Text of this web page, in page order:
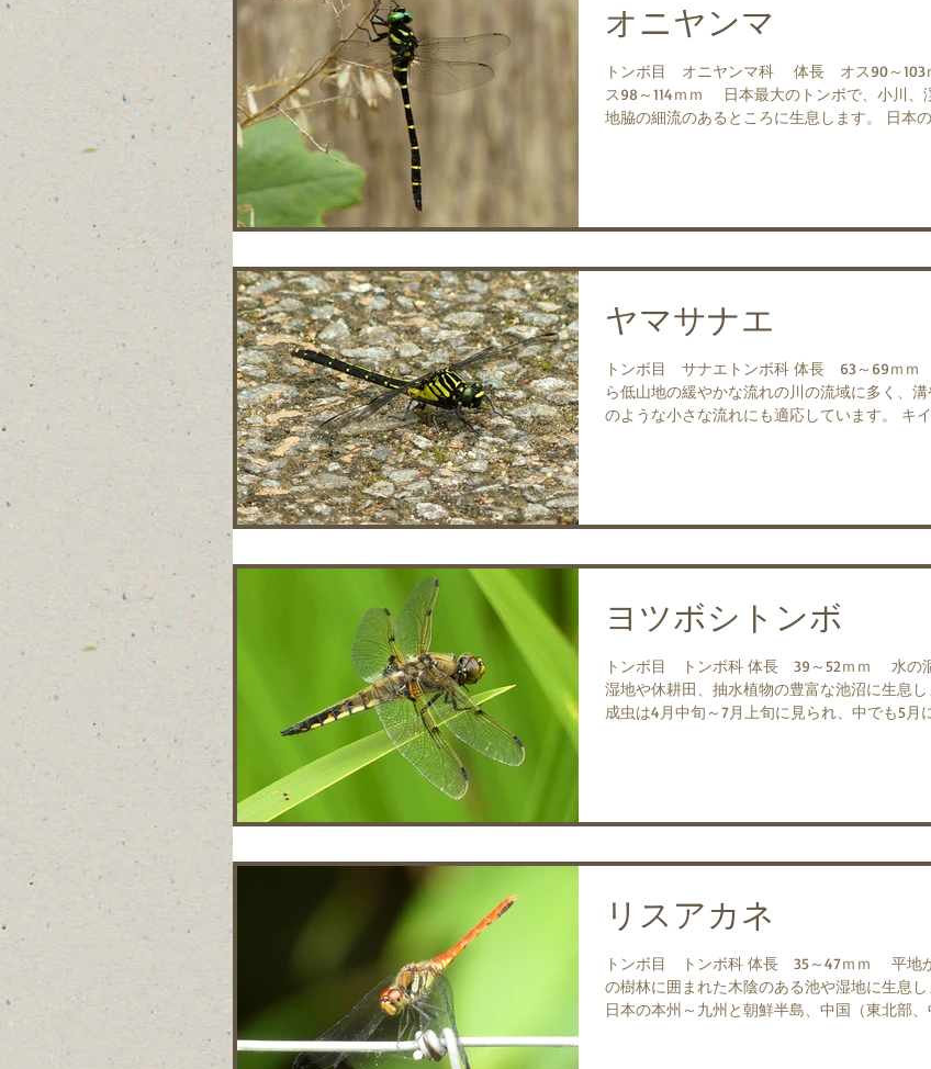
オニヤンマ
トンボ目 オニヤンマ科 体長 オス90～103ｍｍ メ
ス98～114ｍｍ 日本最大のトンボで、小川、渓流、湿
地脇の細流のあるところに生息します。 日本の北海道
～沖縄と、朝鮮半島、中国、サハリン、シベ
ヤマサナエ
トンボ目 サナエトンボ科 体長 63～69ｍｍ
ら低山地の緩やかな流れの川の流域に多く、溝
のような小さな流れにも適応しています。 キイ
エと大変よく似ていますが、オスは尾部の上下
の先端の位置がほぼ同じになっていることで
ヨツボシトンボ
トンボ目 トンボ科 体長 39～52ｍｍ 水の涸
湿地や休耕田、抽水植物の豊富な池沼に生息し
成虫は4月中旬～7月上旬に見られ、中でも5月
られます。 日本特産亜種で、北海道～九州に
リスアカネ
トンボ目 トンボ科 体長 35～47ｍｍ 平地
の樹林に囲まれた木陰のある池や湿地に生息し
日本の本州～九州と朝鮮半島、中国（東北部、